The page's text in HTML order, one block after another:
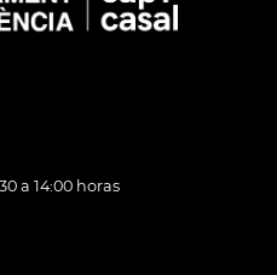
a 14:00 horas